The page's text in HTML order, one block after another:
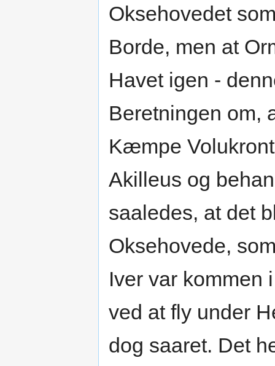
Oksehovedet
Borde, men at
Havet igen -
Beretningen om,
Kæmpe
Akilleus og
saaledes, at det
Oksehovede,
Iver var kommen
ved at fly under
dog saaret. Det